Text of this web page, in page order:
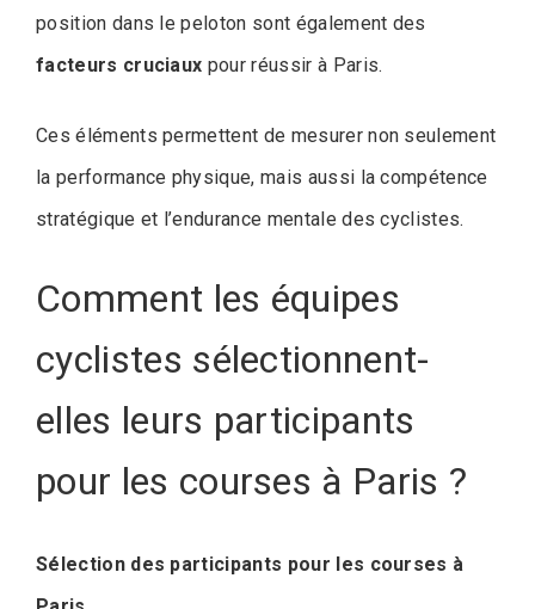
position dans le peloton sont également des
facteurs cruciaux pour réussir à Paris.
Ces éléments permettent de mesurer non seulement
la performance physique, mais aussi la compétence
stratégique et l’endurance mentale des cyclistes.
Comment les équipes
cyclistes sélectionnent-
elles leurs participants
pour les courses à Paris ?
Sélection des participants pour les courses à